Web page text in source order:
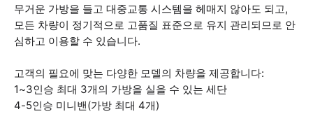
무거운 가방을 들고 대중교통 시스템을 헤매지 않아도 되고,
모든 차량이 정기적으로 고품질 표준으로 유지 관리되므로 안
심하고 이용할 수 있습니다.
고객의 필요에 맞는 다양한 모델의 차량을 제공합니다:
1~3인승 최대 3개의 가방을 실을 수 있는 세단
4-5인승 미니밴(가방 최대 4개)